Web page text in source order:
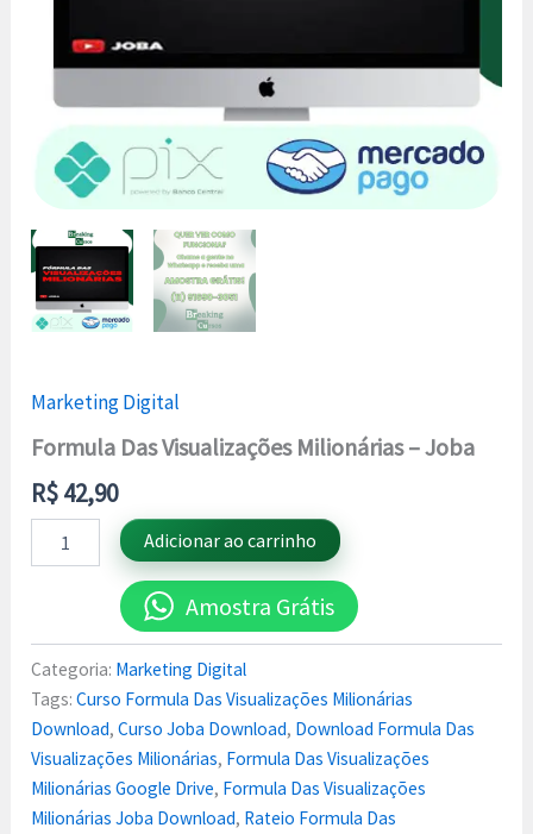
Marketing Digital
Formula Das Visualizações Milionárias – Joba
R$42,90
Adicionar ao carrinho
Amostra Grátis
Categoria: Marketing Digital
Tags:Curso Formula Das Visualizações Milionárias
Download,Curso Joba Download, Download Formula Das
Visualizações Milionárias, Formula Das Visualizações
Milionárias Google Drive, Formula Das Visualizações
Milionárias Joba Download, Rateio Formula Das